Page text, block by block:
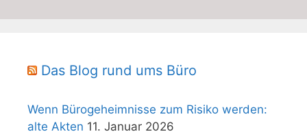
Das Blog rund ums Büro
Wenn Bürogeheimnisse zum Risiko werden:
alte Akten 11. Januar 2026